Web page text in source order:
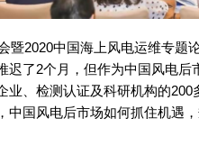
2020中国海上风电运维专题
了2个月，但作为中国风电
、检测认证及科研机构的
国风电后市场如何抓住机遇，